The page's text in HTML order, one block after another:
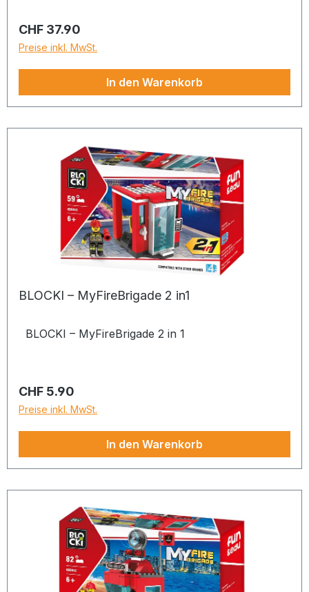
Regulärer Preis:
CHF 37.90
Preise inkl. MwSt.
In den Warenkorb
BLOCKI – MyFireBrigade 2 in1
BLOCKI – MyFireBrigade 2 in 1
Regulärer Preis:
CHF 5.90
Preise inkl. MwSt.
In den Warenkorb